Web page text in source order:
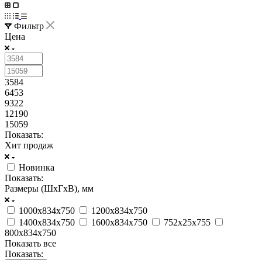
Фильтр
Цена
3584
6453
9322
12190
15059
Показать:
Хит продаж
Новинка
Показать:
Размеры (ШxГxВ), мм
1000х834х750
1200х834х750
1400х834х750
1600х834х750
752х25х755
800х834х750
Показать все
Показать: